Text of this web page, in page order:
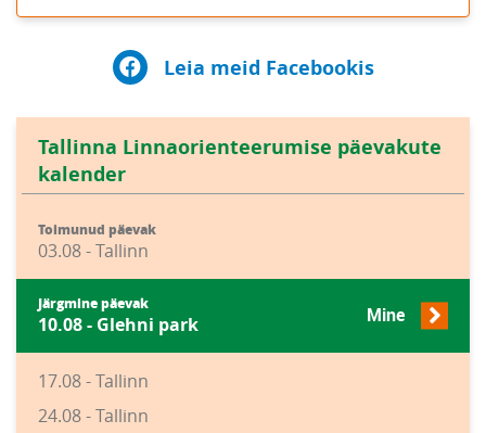
Leia meid Facebookis
Tallinna Linnaorienteerumise päevakute
kalender
Toimunud päevak
03.08 - Tallinn
Järgmine päevak
10.08 - Glehni park Mine
17.08 - Tallinn
24.08 - Tallinn